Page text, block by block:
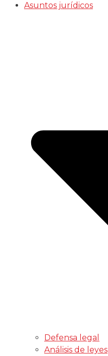
Asuntos jurídicos
Defensa legal
Análisis de leyes